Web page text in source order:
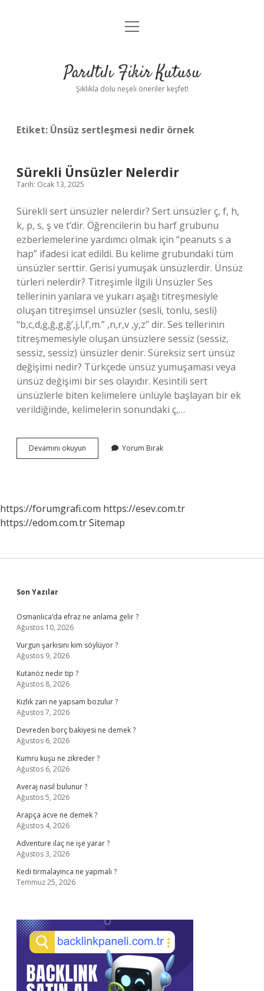
Anasayfa
Yasal Uyarı
menüyü
Parıltılı Fikir Kutusu
Şıklıkla dolu neşeli öneriler keşfet!
Etiket: Ünsüz sertleşmesi nedir örnek
Sürekli Ünsüzler Nelerdir
Tarih: Ocak 13, 2025
Sürekli sert ünsüzler nelerdir? Sert ünsüzler ç, ​​​​f, h,
k, p, s, ş ve t’dir. Öğrencilerin bu harf grubunu
ezberlemelerine yardımcı olmak için “peanuts s a
hap” ifadesi icat edildi. Bu kelime grubundaki tüm
ünsüzler serttir. Gerisi yumuşak ünsüzlerdir. Ünsüz
türleri nelerdir? Titreşimle İlgili Ünsüzler Ses
tellerinin yanlara ve yukarı aşağı titreşmesiyle
oluşan titreşimsel ünsüzler (sesli, tonlu, sesli)
“b,c,d,ġ,ğ,g,ğ’,j,l,l’,m.” ,n,r,v ,y,z” dir. Ses tellerinin
titreşmemesiyle oluşan ünsüzlere sessiz (sessiz,
sessiz, sessiz) ünsüzler denir. Süreksiz sert ünsüz
değişimi nedir? Türkçede ünsüz yumuşaması veya
ünsüz değişimi bir ses olayıdır. Kesintili sert
ünsüzlerle biten kelimelere ünlüyle başlayan bir ek
verildiğinde, kelimelerin sonundaki ç,…
Devamını okuyun
Ünsüzler
Yorum Bırak
https://forumgrafi.com https://esev.com.tr
https://edom.com.trSitemap
Sidebar
Son Yazılar
Osmanlıca’da efraz ne anlama gelir ?
Ağustos 10, 2026
Vurgun şarkısını kim söylüyor ?
Ağustos 9, 2026
Kutanöz nedir tip ?
Ağustos 8, 2026
Kızlık zarı ne yapsam bozulur ?
Ağustos 7, 2026
Devreden borç bakiyesi ne demek ?
Ağustos 6, 2026
Kumru kuşu ne zikreder ?
Ağustos 6, 2026
Averaj nasıl bulunur ?
Ağustos 5, 2026
Arapça acve ne demek ?
Ağustos 4, 2026
Adventure ilaç ne işe yarar ?
Ağustos 3, 2026
Kedi tirmalayinca ne yapmalı ?
Temmuz 25, 2026